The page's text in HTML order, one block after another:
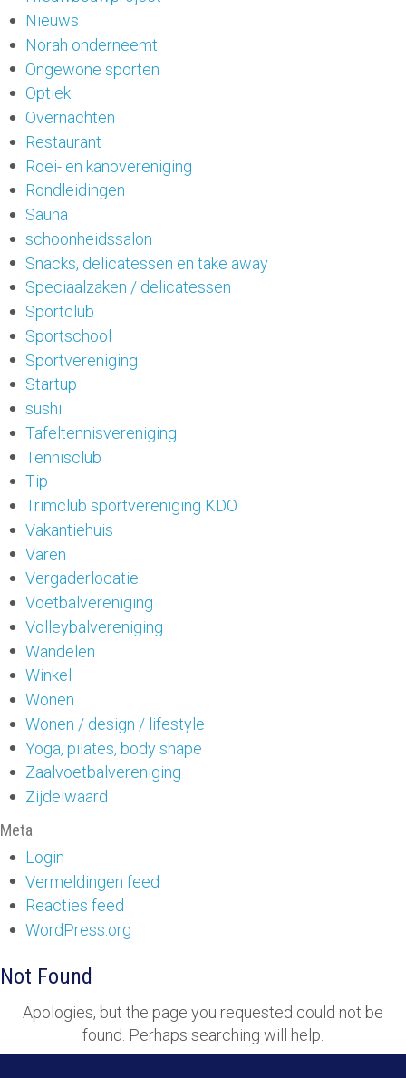
Nieuws
Norah onderneemt
Ongewone sporten
Optiek
Overnachten
Restaurant
Roei- en kanovereniging
Rondleidingen
Sauna
schoonheidssalon
Snacks, delicatessen en take away
Speciaalzaken / delicatessen
Sportclub
Sportschool
Sportvereniging
Startup
sushi
Tafeltennisvereniging
Tennisclub
Tip
Trimclub sportvereniging KDO
Vakantiehuis
Varen
Vergaderlocatie
Voetbalvereniging
Volleybalvereniging
Wandelen
Winkel
Wonen
Wonen / design / lifestyle
Yoga, pilates, body shape
Zaalvoetbalvereniging
Zijdelwaard
Meta
Login
Vermeldingen feed
Reacties feed
WordPress.org
Not Found
Apologies, but the page you requested could not be
found. Perhaps searching will help.